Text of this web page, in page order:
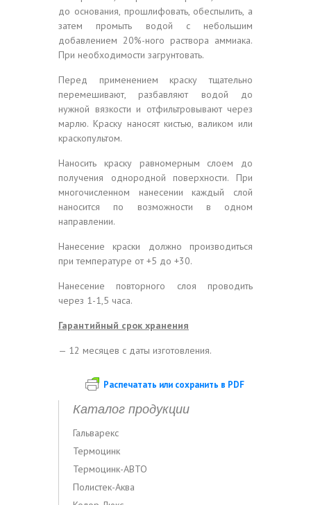
до основания, прошлифовать, обеспылить, а
затем промыть водой с небольшим
добавлением 20%-ного раствора аммиака.
При необходимости загрунтовать.
Перед применением краску тщательно
перемешивают, разбавляют водой до
нужной вязкости и отфильтровывают через
марлю. Краску наносят кистью, валиком или
краскопультом.
Наносить краску равномерным слоем до
получения однородной поверхности. При
многочисленном нанесении каждый слой
наносится по возможности в одном
направлении.
Нанесение краски должно производиться
при температуре от +5 до +30.
Нанесение повторного слоя проводить
через 1-1,5 часа.
Гарантийный срок хранения
— 12 месяцев с даты изготовления.
Распечатать или сохранить в PDF
Каталог продукции
Гальварекс
Термоцинк
Термоцинк-АВТО
Полистек-Аква